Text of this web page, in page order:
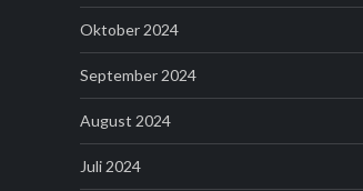
Oktober 2024
September 2024
August 2024
Juli 2024